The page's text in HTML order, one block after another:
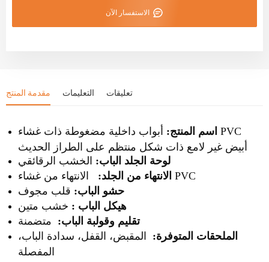
الاستفسار الآن
مقدمة المنتج التعليمات تعليقات
اسم المنتج: أبواب داخلية مضغوطة ذات غشاء PVC
أبيض غير لامع ذات شكل منتظم على الطراز الحديث
لوحة الجلد الباب: الخشب الرقائقي
الانتهاء من الجلد: الانتهاء من غشاء PVC
حشو الباب: قلب مجوف
هيكل الباب : خشب متين
تقليم وقولبة الباب: متضمنة
الملحقات المتوفرة: المقبض، القفل، سدادة الباب،
المفصلة